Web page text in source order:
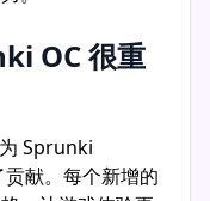
OC 很重
Sprunki
献。每个新增的